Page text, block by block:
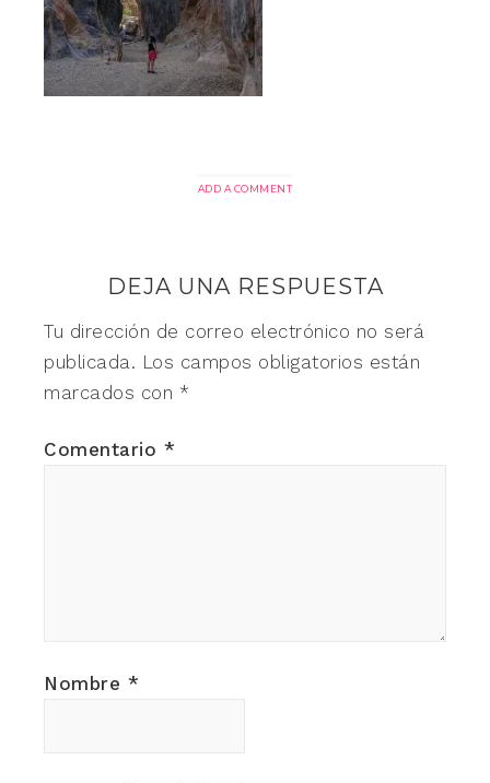
ADD A COMMENT
DEJA UNA RESPUESTA
Tu dirección de correo electrónico no será
publicada. Los campos obligatorios están
marcados con *
Comentario *
Nombre *